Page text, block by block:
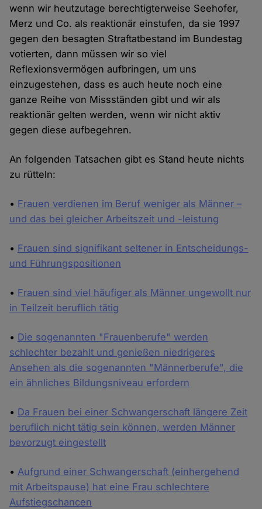
wenn wir heutzutage berechtigterweise Seehofer,
Merz und Co. als reaktionär einstufen, da sie 1997
gegen den besagten Straftatbestand im Bundestag
votierten, dann müssen wir so viel
Reflexionsvermögen aufbringen, um uns
einzugestehen, dass es auch heute noch eine
ganze Reihe von Missständen gibt und wir als
reaktionär gelten werden, wenn wir nicht aktiv
gegen diese aufbegehren.
An folgenden Tatsachen gibt es Stand heute nichts
zu rütteln:
• Frauen verdienen im Beruf weniger als Männer –
und das bei gleicher Arbeitszeit und -leistung
• Frauen sind signifikant seltener in Entscheidungs-
und Führungspositionen
• Frauen sind viel häufiger als Männer ungewollt nur
in Teilzeit beruflich tätig
• Die sogenannten "Frauenberufe" werden
schlechter bezahlt und genießen niedrigeres
Ansehen als die sogenannten "Männerberufe", die
ein ähnliches Bildungsniveau erfordern
• Da Frauen bei einer Schwangerschaft längere Zeit
beruflich nicht tätig sein können, werden Männer
bevorzugt eingestellt
•Aufgrund einer Schwangerschaft (einhergehend
mit Arbeitspause) hat eine Frau schlechtere
Aufstiegschancen